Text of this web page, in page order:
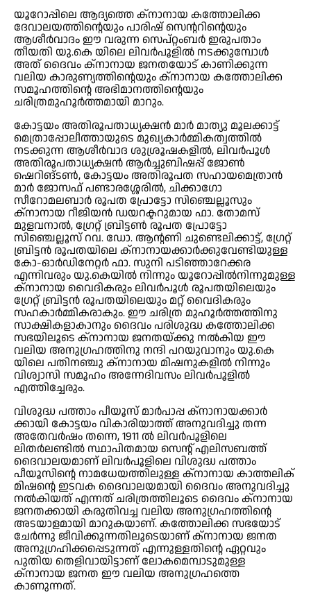
യൂറോപ്പിലെ ആദ്യത്തെ ക്‌നാനായ കത്തോലിക്ക
ദേവാലയത്തിന്റെയും പാരിഷ് സെന്ററിന്റെയും
ആശീര്‍വാദം ഈ വരുന്ന സെപ്റ്റംബര്‍ ഇരുപതാം
തീയതി യു.കെ യിലെ ലിവര്‍പൂളില്‍ നടക്കുമ്പോള്‍
അത് ദൈവം ക്‌നാനായ ജനതയോട് കാണിക്കുന്ന
വലിയ കാരുണ്യത്തിന്റെയും ക്‌നാനായ കത്തോലിക്ക
സമൂഹത്തിന്റെ അഭിമാനത്തിന്റെയും
ചരിത്രമുഹൂര്‍ത്തമായി മാറും.
കോട്ടയം അതിരൂപതാധ്യക്ഷന്‍ മാര്‍ മാത്യു മൂലക്കാട്ട്
മെത്രാപ്പോലീത്തായുടെ മുഖ്യകാര്‍മ്മികത്വത്തില്‍
നടക്കുന്ന ആശീര്‍വാദ ശുശ്രൂഷകളില്‍, ലിവര്‍പൂള്‍
അതിരൂപതാധ്യക്ഷന്‍ ആര്‍ച്ചുബിഷപ്പ് ജോണ്‍
ഷെറിങ്ടണ്‍, കോട്ടയം അതിരൂപത സഹായമെത്രാന്‍
മാര്‍ ജോസഫ് പണ്ടാരശ്ശേരില്‍, ചിക്കാഗോ
സീറോമലബാര്‍ രൂപത പ്രോട്ടോ സിഞ്ചെല്ലൂസും
ക്‌നാനായ റീജിയന്‍ ഡയറക്ടറുമായ ഫാ. തോമസ്
മുളവനാല്‍, ഗ്രേറ്റ് ബ്രിട്ടണ്‍ രൂപത പ്രോട്ടോ
സിഞ്ചെല്ലൂസ് റവ. ഡോ. ആന്റണി ചുണ്ടെലിക്കാട്ട്, ഗ്രേറ്റ്
ബ്രിട്ടന്‍ രൂപതയിലെ ക്‌നാനായക്കാര്‍ക്കുവേണ്ടിയുള്ള
കോ-ഓര്‍ഡിനേറ്റര്‍ ഫാ. സുനി പടിഞ്ഞാറേക്കര
എന്നിവരും യു.കെയില്‍ നിന്നും യൂറോപ്പില്‍നിന്നുമുള്ള
ക്‌നാനായ വൈദികരും ലിവര്‍പൂള്‍ രൂപതയിലെയും
ഗ്രേറ്റ് ബ്രിട്ടന്‍ രൂപതയിലെയും മറ്റ് വൈദികരും
സഹകാര്‍മ്മികരാകും. ഈ ചരിത്ര മുഹൂര്‍ത്തത്തിനു
സാക്ഷികളാകാനും ദൈവം പരിശുദ്ധ കത്തോലിക്ക
സഭയിലൂടെ ക്‌നാനായ ജനതയ്ക്കു നല്‍കിയ ഈ
വലിയ അനുഗ്രഹത്തിനു നന്ദി പറയുവാനും യു.കെ
യിലെ പതിനഞ്ചു ക്‌നാനായ മിഷനുകളില്‍ നിന്നും
വിശ്വാസി സമൂഹം അന്നേദിവസം ലിവര്‍പൂളില്‍
എത്തിച്ചേരും.
വിശുദ്ധ പത്താം പീയൂസ് മാര്‍പാപ്പ ക്‌നാനായക്കാര്‍
ക്കായി കോട്ടയം വികാരിയാത്ത് അനുവദിച്ചു തന്ന
അതേവര്‍ഷം തന്നെ, 1911 ല്‍ ലിവര്‍പൂളിലെ
ലിതര്‍ലണ്ടില്‍ സ്ഥാപിതമായ സെന്റ് എലിസബത്ത്
ദൈവാലയമാണ് ലിവര്‍പൂളിലെ വിശുദ്ധ പത്താം
പീയൂസിന്റെ നാമധേയത്തിലുള്ള ക്‌നാനായ കാത്തലിക്
മിഷന്റെ ഇടവക ദൈവാലയമായി ദൈവം അനുവദിച്ചു
നല്‍കിയത് എന്നത് ചരിത്രത്തിലൂടെ ദൈവം ക്‌നാനായ
ജനതക്കായി കരുതിവച്ച വലിയ അനുഗ്രഹത്തിന്റെ
അടയാളമായി മാറുകയാണ്. കത്തോലിക്ക സഭയോട്
ചേര്‍ന്നു ജീവിക്കുന്നതിലൂടെയാണ് ക്‌നാനായ ജനത
അനുഗ്രഹിക്കപ്പെടുന്നത് എന്നുള്ളതിന്റെ ഏറ്റവും
പുതിയ തെളിവായിട്ടാണ് ലോകമെമ്പാടുമുള്ള
ക്‌നാനായ ജനത ഈ വലിയ അനുഗ്രഹത്തെ
കാണുന്നത്.